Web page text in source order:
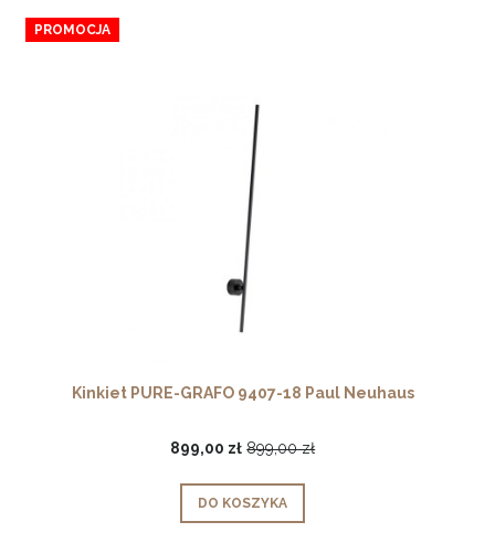
Kinkiet PURE-GRAFO 9407-18 Paul Neuhaus
899,00 zł 899,00 zł
DO KOSZYKA
PROMOCJA